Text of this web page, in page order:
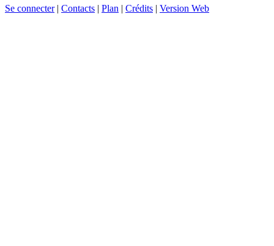
Se connecter| Contacts | Plan | Crédits | Version Web